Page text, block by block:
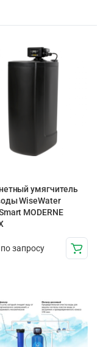
умягчитель
WiseWater
MODERNE
запросу